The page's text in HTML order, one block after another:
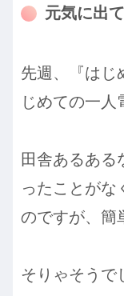
元気に出
先週、『はじ
じめての一人
田舎あるある
ったことがな
のですが、簡
そりゃそう